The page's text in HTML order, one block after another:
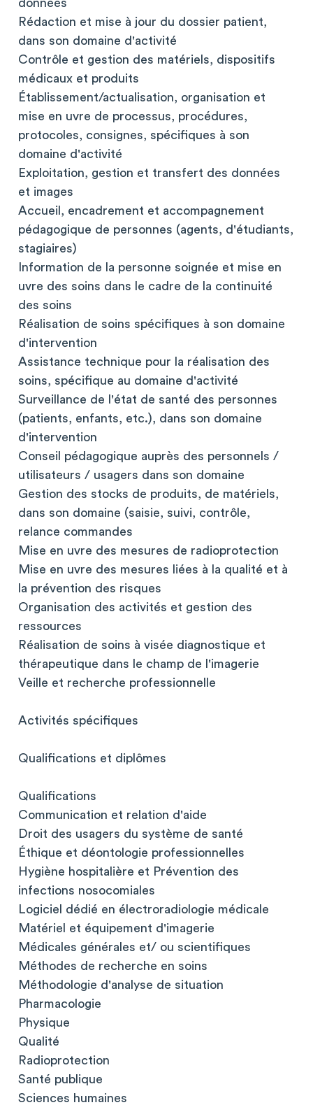
données
Rédaction et mise à jour du dossier patient,
dans son domaine d'activité
Contrôle et gestion des matériels, dispositifs
médicaux et produits
Établissement/actualisation, organisation et
mise en uvre de processus, procédures,
protocoles, consignes, spécifiques à son
domaine d'activité
Exploitation, gestion et transfert des données
et images
Accueil, encadrement et accompagnement
pédagogique de personnes (agents, d'étudiants,
stagiaires)
Information de la personne soignée et mise en
uvre des soins dans le cadre de la continuité
des soins
Réalisation de soins spécifiques à son domaine
d'intervention
Assistance technique pour la réalisation des
soins, spécifique au domaine d'activité
Surveillance de l'état de santé des personnes
(patients, enfants, etc.), dans son domaine
d'intervention
Conseil pédagogique auprès des personnels /
utilisateurs / usagers dans son domaine
Gestion des stocks de produits, de matériels,
dans son domaine (saisie, suivi, contrôle,
relance commandes
Mise en uvre des mesures de radioprotection
Mise en uvre des mesures liées à la qualité et à
la prévention des risques
Organisation des activités et gestion des
ressources
Réalisation de soins à visée diagnostique et
thérapeutique dans le champ de l'imagerie
Veille et recherche professionnelle
Activités spécifiques
Qualifications et diplômes
Qualifications
Communication et relation d'aide
Droit des usagers du système de santé
Éthique et déontologie professionnelles
Hygiène hospitalière et Prévention des
infections nosocomiales
Logiciel dédié en électroradiologie médicale
Matériel et équipement d'imagerie
Médicales générales et/ ou scientifiques
Méthodes de recherche en soins
Méthodologie d'analyse de situation
Pharmacologie
Physique
Qualité
Radioprotection
Santé publique
Sciences humaines